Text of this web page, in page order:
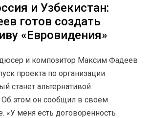
и Узбекистан:
готов создать
«Евровидения»
и композитор Максим Фадеев
проекта по организации
станет альтернативой
Об этом он сообщил в своем
«У меня есть договоренность